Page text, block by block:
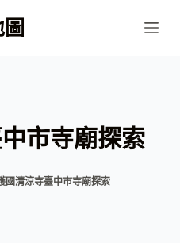
市寺廟探索
國清涼寺臺中市寺廟探索